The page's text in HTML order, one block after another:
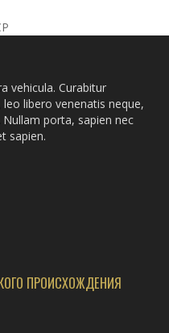
vehicula. Curabitur
libero venenatis neque,
porta, sapien nec
sapien.
ПРОИСХОЖДЕНИЯ